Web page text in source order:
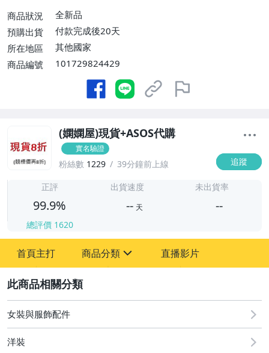
商品狀況
全新品
預購出貨
付款完成後20天
所在地區
其他國家
商品編號
101729824429
(嫻嫻屋)現貨+ASOS代購
實名驗證
粉絲數 1229 39分鐘前上線 追蹤
正評
99.9%
總評價 1620
出貨速度
-- 天
未出貨率
--
首頁主打 商品分類
嬰幼兒與孕婦
男性精品與服飾
女裝與服飾配件
直播影片
女裝與服飾配件
洋裝